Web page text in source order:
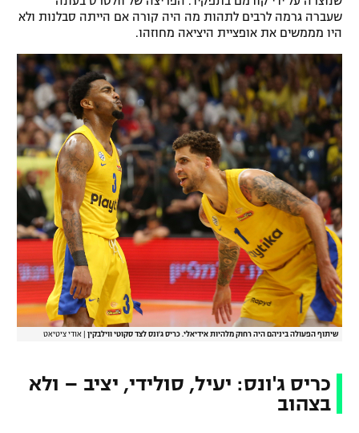
שעברה גרמה לרבים לתהות מה היה קורה אם הייתה סבלנות ולא
היו מממשים את אופציית היציאה מחוזהו.
שיתוף הפעולה ביניהם היה רחוק מלהיות אידיאלי. כריס ג'ונס לצד סקוטי ווילבקין אודי ציטיאט
כריס ג'ונס: יעיל, סולידי, יציב – ולא
בצהוב